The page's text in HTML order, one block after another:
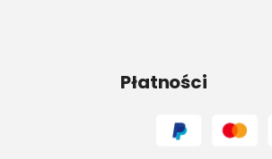
Płatności